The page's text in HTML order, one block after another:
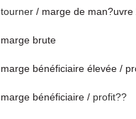
tourner / marge de man?uvre
marge brute
marge bénéficiaire élevée /
marge bénéficiaire / profit??